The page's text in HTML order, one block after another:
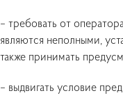
– требовать от
являются неполными,
также принимать
– выдвигать условие